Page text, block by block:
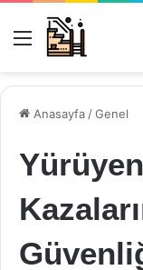
Menü
Anasayfa /Genel